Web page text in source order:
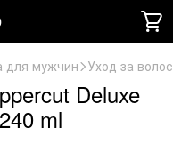
для мужчин Уход за
Deluxe
ml